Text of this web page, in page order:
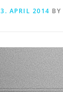
3. APRIL 2014 BY